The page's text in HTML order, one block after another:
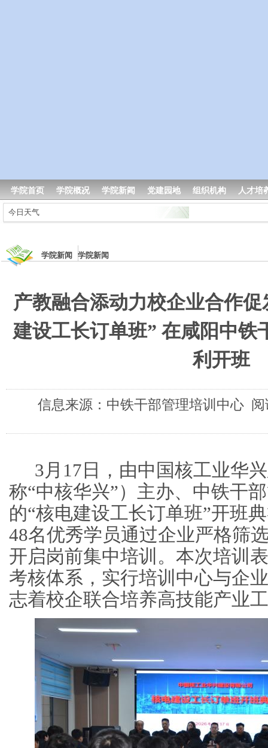
学院首页 学院概况 学院新闻 党建园地 组织机构 人才培
今日天气
学院新闻 学院新闻
产教融合添动力校企业合作
建设工长订单班” 在咸阳中铁
利开班
信息来源：中铁干部管理培训中心
3月 17 日，由中国核工业华
称“中核华兴”）主办、中铁干
的“核电建设工长订单班”开班
48名优秀学员通过企业严格筛
开启岗前集中培训。本次培训
考核体系，实行培训中心与企
志着校企联合培养高技能产业